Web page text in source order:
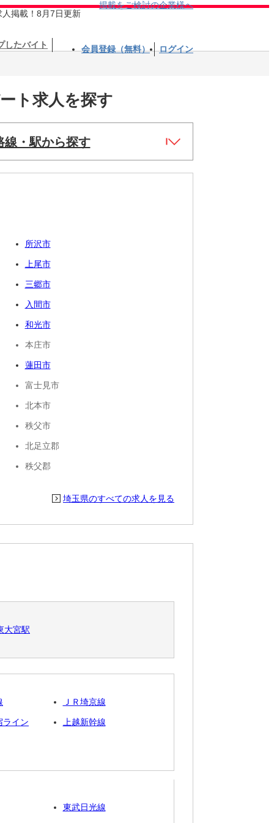
人掲載！8月7日更新
掲載をご検討の企業様へ
したバイト 会員登録（無料） ログイン
ト求人を探す
・駅から探す
所沢市
上尾市
三郷市
入間市
和光市
本庄市
蓮田市
富士見市
北本市
秩父市
北足立郡
秩父郡
埼玉県のすべての求人を見る
大宮駅
ＪＲ埼京線
ライン 上越新幹線
東武日光線